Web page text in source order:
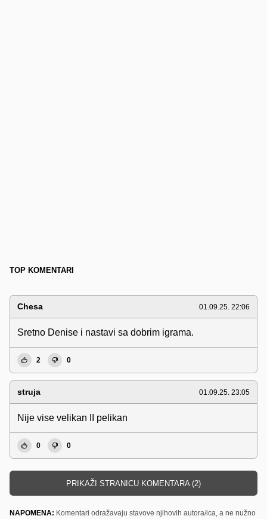
TOP KOMENTARI
Chesa 01.09.25. 22:06
Sretno Denise i nastavi sa dobrim igrama.
2 0
struja 01.09.25. 23:05
Nije vise velikan II pelikan
0 0
PRIKAŽI STRANICU KOMENTARA (2)
NAPOMENA: Komentari odražavaju stavove njihovih autora/ica, a ne nužno